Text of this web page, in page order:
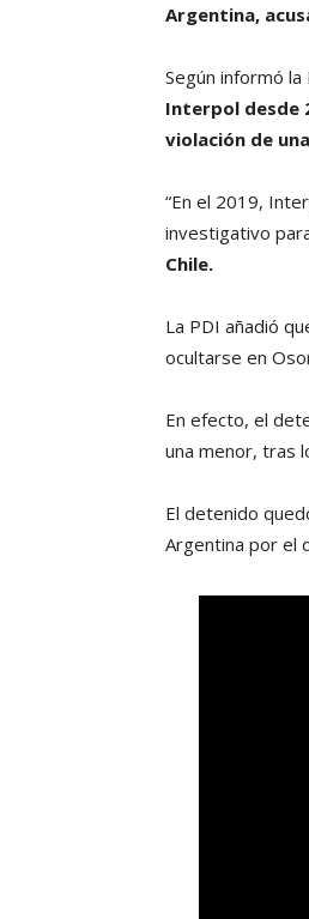
Argentina,
Según informó
Interpol desde
violación de
“En el 2019,
investigativo
Chile.
La PDI añadió
ocultarse en
En efecto, el
una menor, tras
El detenido
Argentina por el